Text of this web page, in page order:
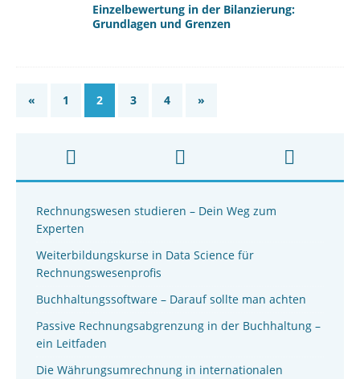
Einzelbewertung in der Bilanzierung:
Grundlagen und Grenzen
« 1 2 3 4 »
Rechnungswesen studieren – Dein Weg zum
Experten
Weiterbildungskurse in Data Science für
Rechnungswesenprofis
Buchhaltungssoftware – Darauf sollte man achten
Passive Rechnungsabgrenzung in der Buchhaltung –
ein Leitfaden
Die Währungsumrechnung in internationalen